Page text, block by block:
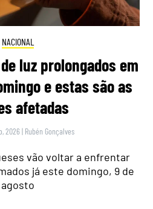
NACIONAL
luz prolongados em
e estas são as
afetadas
2026 | Rubén Gonçalves
vão voltar a enfrentar
já este domingo, 9 de
agosto